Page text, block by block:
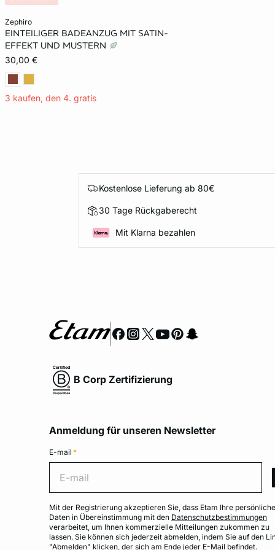
zephiro
EINTEILIGER BADEANZUG MIT SATIN-
EFFEKT UND MUSTERN
30,00 €
3 kaufen, den 4. gratis
32 34
Kostenlose Lieferung ab 80€
30 Tage Rückgaberecht
Mit Klarna bezahlen
B Corp Zertifizierung
Anmeldung für unseren Newsletter
E-mail *
Mit der Registrierung akzeptieren Sie, dass Etam Ihre
Daten in Übereinstimmung mit den Datenschutzbestimmungen
verarbeitet, um Ihnen kommerzielle Mitteilungen zukommen zu
lassen. Sie können sich jederzeit abmelden, indem Sie auf den
"Abmelden" klicken, der sich am Ende jeder E-Mail befindet.